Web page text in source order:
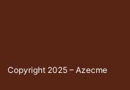
Copyright 2025 – Azecme